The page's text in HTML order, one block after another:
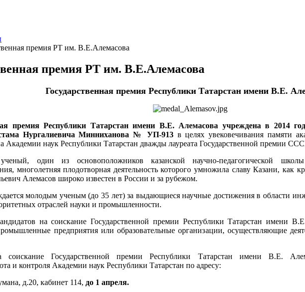
премия РТ им. В.Е.Алемасова
премия РТ им. В.Е.Алемасова
Государственная премия Республики Татарстан имени В.Е.
премия Республики Татарстан имени В.Е. Алемасова учреждена в 2014
Нургалиевича Минниханова № УП-913в целях увековечивания памяти
Академии наук Республики Татарстан дважды лауреата Государственной премии
один из основоположников казанской научно-педагогической
многолетняя плодотворная деятельность которого умножила славу Казани, как
Алемасов широко известен в России и за рубежом.
молодым ученым (до 35 лет) за выдающиеся научные достижения в области
отраслей науки и промышленности.
на соискание Государственной премии Республики Татарстан имени
предприятия или образовательные организации, осуществляющие
соискание Государственной премии Республики Татарстан имени В.Е.
и контроля Академии наук Республики Татарстан по адресу:
д.20, кабинет 114, до 1 апреля.